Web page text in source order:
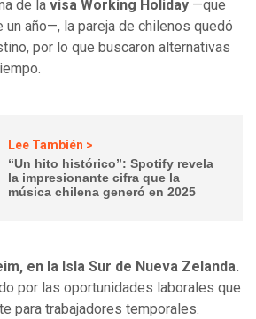
de la visa Working Holiday —que
un año—, la pareja de chilenos quedó
por lo que buscaron alternativas
Lee También >
“Un hito histórico”: Spotify revela
la impresionante cifra que la
música chilena generó en 2025
en la Isla Sur de Nueva Zelanda.
por las oportunidades laborales que
para trabajadores temporales.